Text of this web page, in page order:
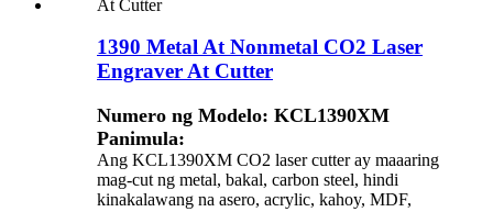
1390 Metal At Nonmetal CO2 Laser
Engraver At Cutter
Numero ng Modelo: KCL1390XM
Panimula:
Ang KCL1390XM CO2 laser cutter ay maaaring
mag-cut ng metal, bakal, carbon steel, hindi
kinakalawang na asero, acrylic, kahoy, MDF,